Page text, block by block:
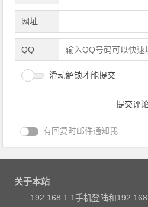
网址
QQ
滑动解锁才能提交
有回复时邮件通知我
关于本站
192.168.1.1手机登陆和